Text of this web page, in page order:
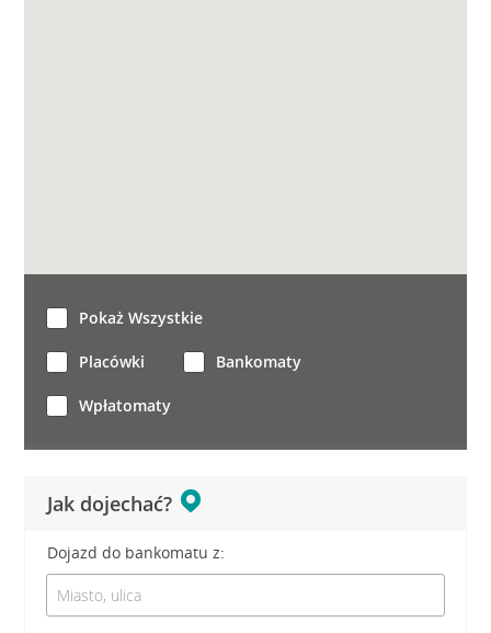
Jak dojechać?
Dojazd do bankomatu z:
Pokaż Wszystkie
Placówki Bankomaty
Wpłatomaty